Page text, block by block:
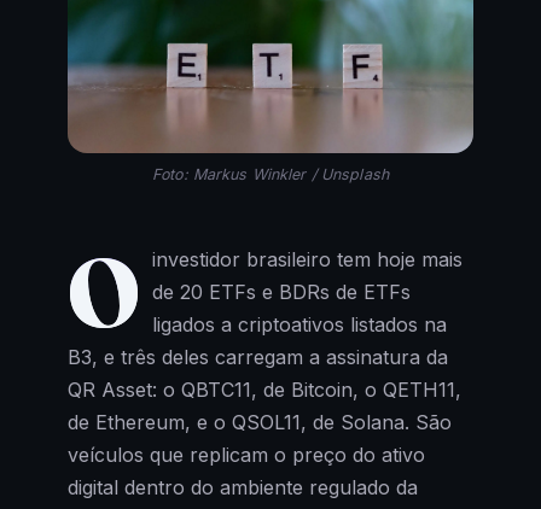
Foto: Markus Winkler / Unsplash
O investidor brasileiro tem hoje mais
de 20 ETFs e BDRs de ETFs
ligados a criptoativos listados na
B3, e três deles carregam a assinatura da
QR Asset: o QBTC11, de Bitcoin, o QETH11,
de Ethereum, e o QSOL11, de Solana. São
veículos que replicam o preço do ativo
digital dentro do ambiente regulado da